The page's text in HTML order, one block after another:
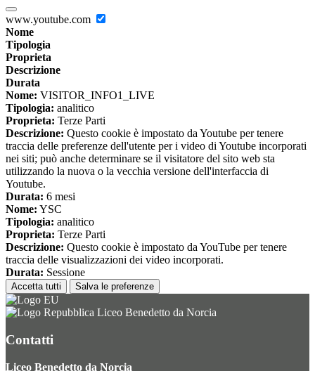
www.youtube.com
Nome
Tipologia
Proprieta
Descrizione
Durata
Nome: VISITOR_INFO1_LIVE
Tipologia: analitico
Proprieta: Terze Parti
Descrizione: Questo cookie è impostato da Youtube per tenere
traccia delle preferenze dell'utente per i video di Youtube incorporati
nei siti; può anche determinare se il visitatore del sito web sta
utilizzando la nuova o la vecchia versione dell'interfaccia di
Youtube.
Durata: 6 mesi
Nome: YSC
Tipologia: analitico
Proprieta: Terze Parti
Descrizione: Questo cookie è impostato da YouTube per tenere
traccia delle visualizzazioni dei video incorporati.
Durata: Sessione
Accetta tutti Salva le preferenze
Liceo Benedetto da Norcia
Contatti
Liceo Benedetto da Norcia